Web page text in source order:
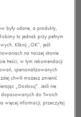
były udane, a produkty,
to jednak przy pełnym
Kliknij „OK”, jeśli
na naszej stronie
treści, w tym rekomendacji
spersonalizowanych
chwili możesz zmienić
„Dostosuj”. Jeśli nie
do Twoich
więcej informacji, przeczytaj